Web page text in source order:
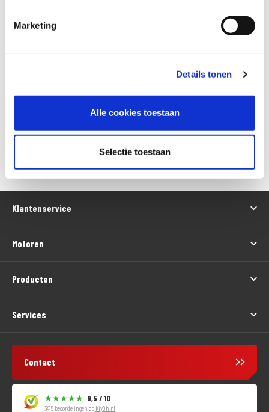
Marketing
Details tonen
Alle cookies toestaan
Selectie toestaan
Klantenservice
Motoren
Producten
Services
Contact
9,5 / 10
3415 beoordelingen op KiyOh.nl